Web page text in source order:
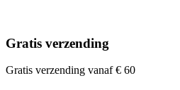
Gratis verzending
Gratis verzending vanaf € 60